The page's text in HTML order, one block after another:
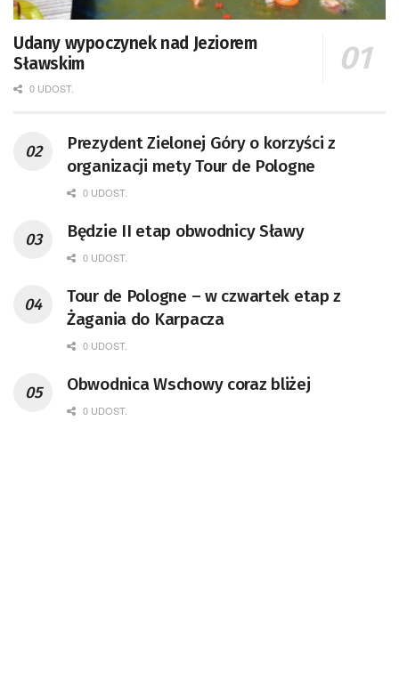
Udany wypoczynek nad Jeziorem
Sławskim
0 UDOST.
Prezydent Zielonej Góry o korzyści z
organizacji mety Tour de Pologne
0 UDOST.
Będzie II etap obwodnicy Sławy
0 UDOST.
Tour de Pologne – w czwartek etap z
Żagania do Karpacza
0 UDOST.
Obwodnica Wschowy coraz bliżej
0 UDOST.